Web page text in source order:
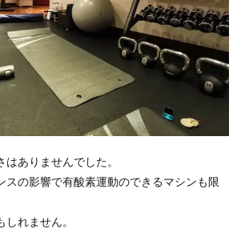
ありませんでした。
スの影響で有酸素運動のできるマシンも限
しれません。